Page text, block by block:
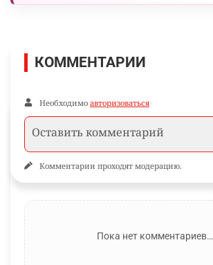
КОММЕНТАРИИ
Необходимо авторизоваться
Комментарии проходят модерацию.
Пока нет комментариев…